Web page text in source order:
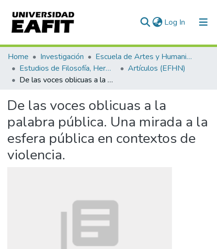
Log In (current)
Communities & Collections
All of DSpace
Home Investigación
Escuela de Artes y Humanidades
Estudios de Filosofía, Hermenéutica y Narrativas
Artículos (EFHN)
De las voces oblicuas a la palabra pública. Una mirada a la esfera pública en contextos de violencia.
De las voces oblicuas a la
palabra pública. Una mirada a la
esfera pública en contextos de
violencia.